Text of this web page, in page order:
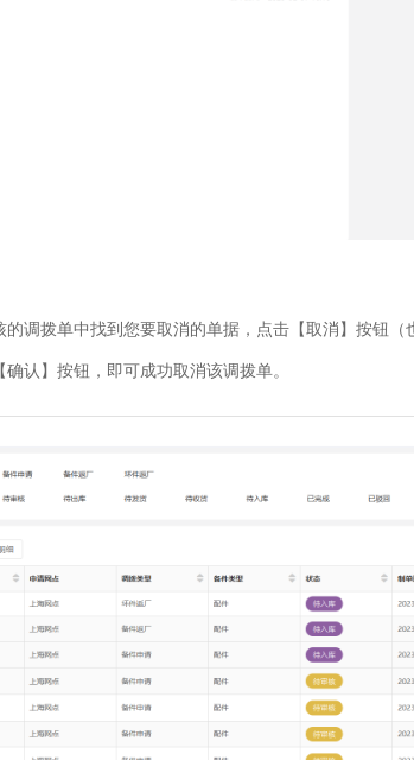
调拨单中找到您要取消的单据，点击【取消】按钮（
认】按钮，即可成功取消该调拨单。